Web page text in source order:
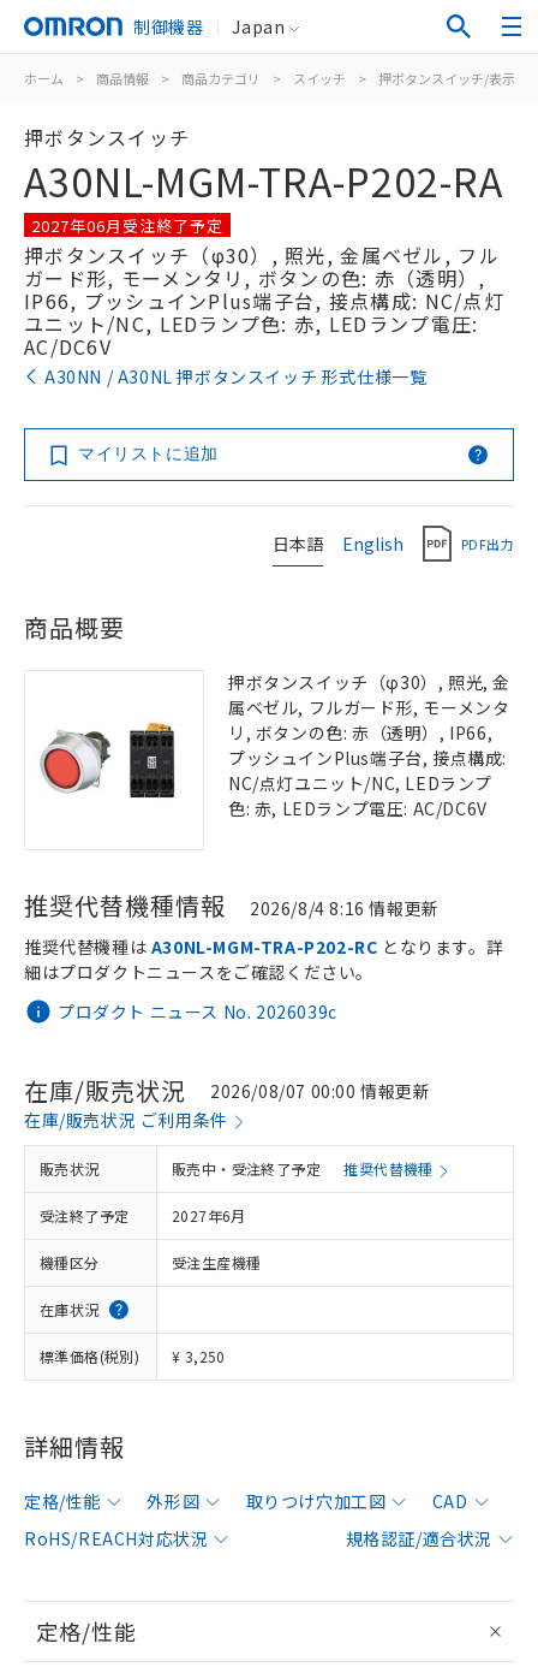
制御機器 Japan
ホーム > 商品情報 > 商品カテゴリ > スイッチ > 押ボタンスイッチ/表示灯
押ボタンスイッチ
A30NL-MGM-TRA-P202-RA
2027年06月受注終了予定
押ボタンスイッチ（φ30）, 照光, 金属ベゼル, フル
ガード形, モーメンタリ, ボタンの色: 赤（透明）,
IP66, プッシュインPlus端子台, 接点構成: NC/点灯
ユニット/NC, LEDランプ色: 赤, LEDランプ電圧:
AC/DC6V
A30NN / A30NL 押ボタンスイッチ 形式仕様一覧
マイリストに追加
日本語 English PDF出力
商品概要
押ボタンスイッチ（φ30）, 照光, 金
属ベゼル, フルガード形, モーメンタ
リ, ボタンの色: 赤（透明）, IP66,
プッシュインPlus端子台, 接点構成:
NC/点灯ユニット/NC, LEDランプ
色: 赤, LEDランプ電圧: AC/DC6V
推奨代替機種情報 2026/8/4 8:16 情報更新
プロダクト ニュース No. 2026039c
推奨代替機種は A30NL-MGM-TRA-P202-RC となります。詳
細はプロダクトニュースをご確認ください。
在庫/販売状況
2026/08/07 00:00 情報更新
在庫/販売状況 ご利用条件
販売状況 販売中・受注終了予定 推奨代替機種
受注終了予定 2027年6月
機種区分 受注生産機種
在庫状況
標準価格(税別) ¥ 3,250
詳細情報
定格/性能 外形図 取りつけ穴加工図
CAD
RoHS/REACH対応状況
規格認証/適合状況
定格/性能